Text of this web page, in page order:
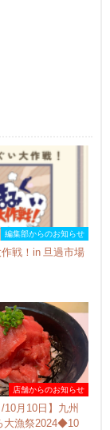
編集部からのお知らせ
戦！in 旦過市場
店舗からのお知らせ
/10月10日】九州
大漁祭2024◆10